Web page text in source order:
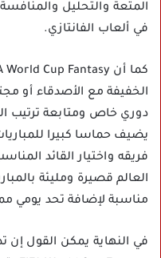
المتعة والتحليل
في ألعاب الفانتازي.
الخفيفة مع الأصدقاء أو
دوري خاص ومتابعة ترتيب
يضيف حماسا كبيرا
فريقه واختيار القائد
العالم قصيرة ومليئة
مناسبة لإضافة تحد يومي